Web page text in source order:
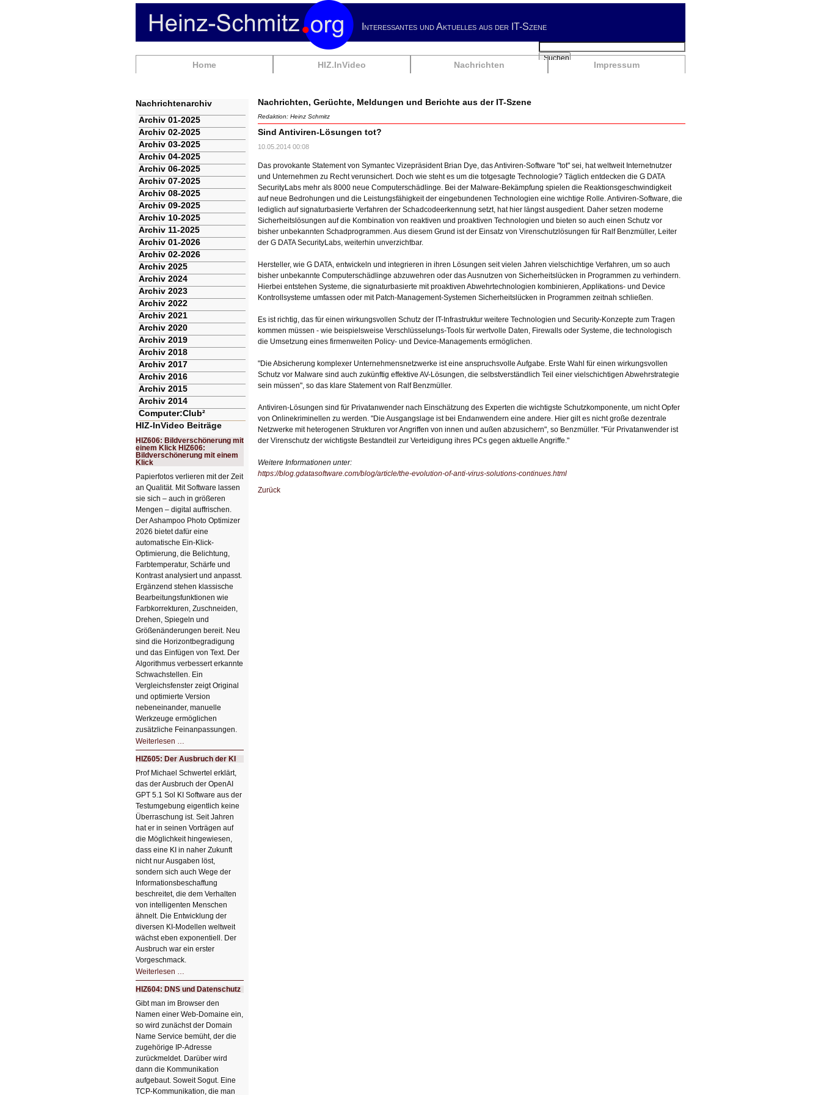
Interessantes und Aktuelles aus der IT-Szene
Navigation
Home HIZ.InVideo Nachrichten Impressum
Suchbegriffe
Suchen
Nachrichten, Gerüchte, Meldungen und Berichte aus der IT-Szene
Redaktion: Heinz Schmitz
Sind Antiviren-Lösungen tot?
10.05.2014 00:08
Das provokante Statement von Symantec Vizepräsident Brian Dye, das Antiviren-Software "tot" sei, hat weltweit Internetnutzer
und Unternehmen zu Recht verunsichert. Doch wie steht es um die totgesagte Technologie? Täglich entdecken die G DATA
SecurityLabs mehr als 8000 neue Computerschädlinge. Bei der Malware-Bekämpfung spielen die Reaktionsgeschwindigkeit
auf neue Bedrohungen und die Leistungsfähigkeit der eingebundenen Technologien eine wichtige Rolle. Antiviren-Software, die
lediglich auf signaturbasierte Verfahren der Schadcodeerkennung setzt, hat hier längst ausgedient. Daher setzen moderne
Sicherheitslösungen auf die Kombination von reaktiven und proaktiven Technologien und bieten so auch einen Schutz vor
bisher unbekannten Schadprogrammen. Aus diesem Grund ist der Einsatz von Virenschutzlösungen für Ralf Benzmüller, Leiter
der G DATA SecurityLabs, weiterhin unverzichtbar.
Hersteller, wie G DATA, entwickeln und integrieren in ihren Lösungen seit vielen Jahren vielschichtige Verfahren, um so auch
bisher unbekannte Computerschädlinge abzuwehren oder das Ausnutzen von Sicherheitslücken in Programmen zu verhindern.
Hierbei entstehen Systeme, die signaturbasierte mit proaktiven Abwehrtechnologien kombinieren, Applikations- und Device
Kontrollsysteme umfassen oder mit Patch-Management-Systemen Sicherheitslücken in Programmen zeitnah schließen.
Es ist richtig, das für einen wirkungsvollen Schutz der IT-Infrastruktur weitere Technologien und Security-Konzepte zum Tragen
kommen müssen - wie beispielsweise Verschlüsselungs-Tools für wertvolle Daten, Firewalls oder Systeme, die technologisch
die Umsetzung eines firmenweiten Policy- und Device-Managements ermöglichen.
"Die Absicherung komplexer Unternehmensnetzwerke ist eine anspruchsvolle Aufgabe. Erste Wahl für einen wirkungsvollen
Schutz vor Malware sind auch zukünftig effektive AV-Lösungen, die selbstverständlich Teil einer vielschichtigen Abwehrstrategie
sein müssen", so das klare Statement von Ralf Benzmüller.
Antiviren-Lösungen sind für Privatanwender nach Einschätzung des Experten die wichtigste Schutzkomponente, um nicht Opfer
von Onlinekriminellen zu werden. "Die Ausgangslage ist bei Endanwendern eine andere. Hier gilt es nicht große dezentrale
Netzwerke mit heterogenen Strukturen vor Angriffen von innen und außen abzusichern", so Benzmüller. "Für Privatanwender ist
der Virenschutz der wichtigste Bestandteil zur Verteidigung ihres PCs gegen aktuelle Angriffe."
Weitere Informationen unter:
https://blog.gdatasoftware.com/blog/article/the-evolution-of-anti-virus-solutions-continues.html
Zurück
Nachrichtenarchiv
Navigation
überspringen
Archiv 01-2025
Archiv 02-2025
Archiv 03-2025
Archiv 04-2025
Archiv 06-2025
Archiv 07-2025
Archiv 08-2025
Archiv 09-2025
Archiv 10-2025
Archiv 11-2025
Archiv 01-2026
Archiv 02-2026
Archiv 2025
Archiv 2024
Archiv 2023
Archiv 2022
Archiv 2021
Archiv 2020
Archiv 2019
Archiv 2018
Archiv 2017
Archiv 2016
Archiv 2015
Archiv 2014
Computer:Club²
HIZ-InVideo Beiträge
HIZ606: Bildverschönerung mit
einem Klick HIZ606:
Bildverschönerung mit einem
Klick
Papierfotos verlieren mit der Zeit
an Qualität. Mit Software lassen
sie sich – auch in größeren
Mengen – digital auffrischen.
Der Ashampoo Photo Optimizer
2026 bietet dafür eine
automatische Ein-Klick-
Optimierung, die Belichtung,
Farbtemperatur, Schärfe und
Kontrast analysiert und anpasst.
Ergänzend stehen klassische
Bearbeitungsfunktionen wie
Farbkorrekturen, Zuschneiden,
Drehen, Spiegeln und
Größenänderungen bereit. Neu
sind die Horizontbegradigung
und das Einfügen von Text. Der
Algorithmus verbessert erkannte
Schwachstellen. Ein
Vergleichsfenster zeigt Original
und optimierte Version
nebeneinander, manuelle
Werkzeuge ermöglichen
zusätzliche Feinanpassungen.
Weiterlesen …
Bildverschönerung
mit
einem
Klick
HIZ606:
Bildverschönerung
mit
einem
Klick
HIZ605: Der Ausbruch der KI
Prof Michael Schwertel erklärt,
das der Ausbruch der OpenAI
GPT 5.1 Sol KI Software aus der
Testumgebung eigentlich keine
Überraschung ist. Seit Jahren
hat er in seinen Vorträgen auf
die Möglichkeit hingewiesen,
dass eine KI in naher Zukunft
nicht nur Ausgaben löst,
sondern sich auch Wege der
Informationsbeschaffung
beschreitet, die dem Verhalten
von intelligenten Menschen
ähnelt. Die Entwicklung der
diversen KI-Modellen weltweit
wächst eben exponentiell. Der
Ausbruch war ein erster
Vorgeschmack.
Weiterlesen …
Der
Ausbruch
der
KI
HIZ604: DNS und Datenschutz
Gibt man im Browser den
Namen einer Web-Domaine ein,
so wird zunächst der Domain
Name Service bemüht, der die
zugehörige IP-Adresse
zurückmeldet. Darüber wird
dann die Kommunikation
aufgebaut. Soweit Sogut. Eine
TCP-Kommunikation, die man